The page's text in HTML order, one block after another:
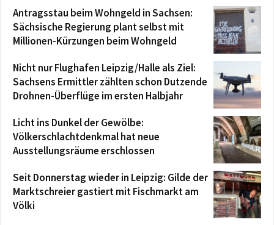
Antragsstau beim Wohngeld in Sachsen:
Sächsische Regierung plant selbst mit
Millionen-Kürzungen beim Wohngeld
Nicht nur Flughafen Leipzig/Halle als Ziel:
Sachsens Ermittler zählten schon Dutzende
Drohnen-Überflüge im ersten Halbjahr
Licht ins Dunkel der Gewölbe:
Völkerschlachtdenkmal hat neue
Ausstellungsräume erschlossen
Seit Donnerstag wieder in Leipzig: Gilde der
Marktschreier gastiert mit Fischmarkt am
Völki